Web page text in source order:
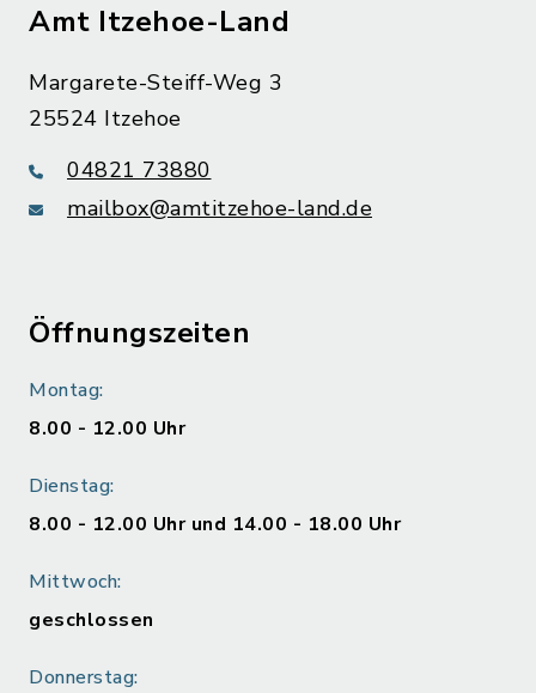
Amt Itzehoe-Land
Margarete-Steiff-Weg 3
25524 Itzehoe
04821 73880
mailbox@amtitzehoe-land.de
Öffnungszeiten
Montag:
8.00 - 12.00 Uhr
Dienstag:
8.00 - 12.00 Uhr und 14.00 - 18.00 Uhr
Mittwoch:
geschlossen
Donnerstag: